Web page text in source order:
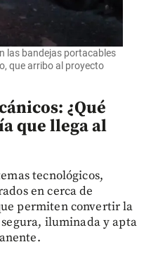
las bandejas portacables
que arribo al proyecto
¿Qué
que llega al
tecnológicos,
en cerca de
permiten convertir la
iluminada y apta